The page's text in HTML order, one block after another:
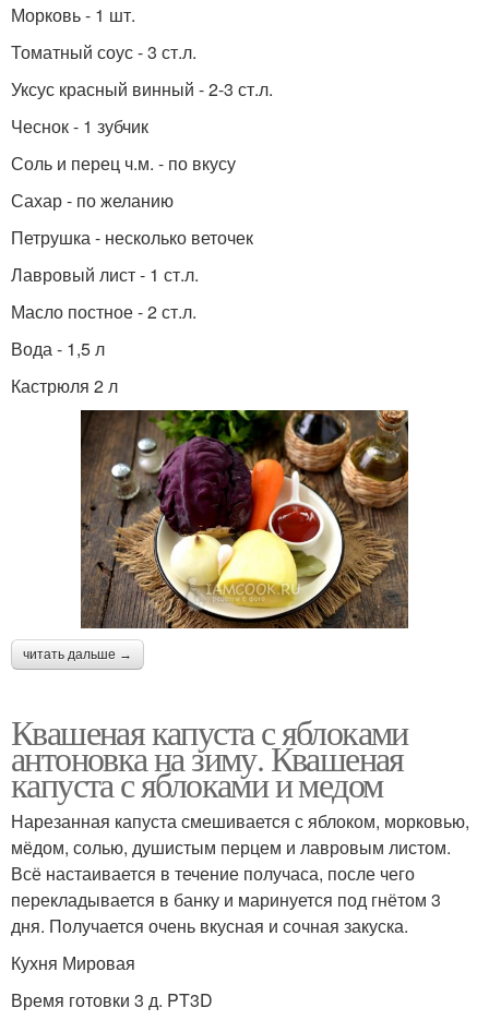
Морковь - 1 шт.
Томатный соус - 3 ст.л.
Уксус красный винный - 2-3 ст.л.
Чеснок - 1 зубчик
Соль и перец ч.м. - по вкусу
Сахар - по желанию
Петрушка - несколько веточек
Лавровый лист - 1 ст.л.
Масло постное - 2 ст.л.
Вода - 1,5 л
Кастрюля 2 л
читать дальше →
Квашеная капуста с яблоками
антоновка на зиму. Квашеная
капуста с яблоками и медом
Нарезанная капуста смешивается с яблоком, морковью,
мёдом, солью, душистым перцем и лавровым листом.
Всё настаивается в течение получаса, после чего
перекладывается в банку и маринуется под гнётом 3
дня. Получается очень вкусная и сочная закуска.
Кухня Мировая
Время готовки 3 д. PT3D